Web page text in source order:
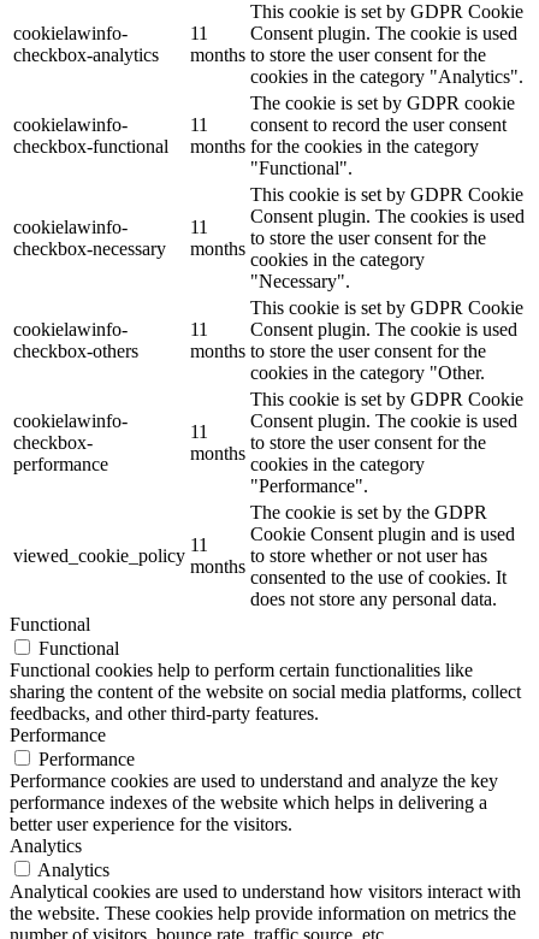
cookielawinfo-
checkbox-analytics
11
months
This cookie is set by GDPR Cookie
Consent plugin. The cookie is used
to store the user consent for the
cookies in the category "Analytics".
cookielawinfo-
checkbox-functional
11
months
The cookie is set by GDPR cookie
consent to record the user consent
for the cookies in the category
"Functional".
cookielawinfo-
checkbox-necessary
11
months
This cookie is set by GDPR Cookie
Consent plugin. The cookies is used
to store the user consent for the
cookies in the category
"Necessary".
cookielawinfo-
checkbox-others
11
months
This cookie is set by GDPR Cookie
Consent plugin. The cookie is used
to store the user consent for the
cookies in the category "Other.
cookielawinfo-
checkbox-
performance
11
months
This cookie is set by GDPR Cookie
Consent plugin. The cookie is used
to store the user consent for the
cookies in the category
"Performance".
viewed_cookie_policy
11
months
The cookie is set by the GDPR
Cookie Consent plugin and is used
to store whether or not user has
consented to the use of cookies. It
does not store any personal data.
Functional
Functional
Functional cookies help to perform certain functionalities like
sharing the content of the website on social media platforms, collect
feedbacks, and other third-party features.
Performance
Performance
Performance cookies are used to understand and analyze the key
performance indexes of the website which helps in delivering a
better user experience for the visitors.
Analytics
Analytics
Analytical cookies are used to understand how visitors interact with
the website. These cookies help provide information on metrics the